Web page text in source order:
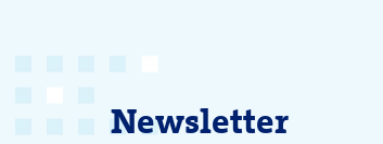
Newsletter